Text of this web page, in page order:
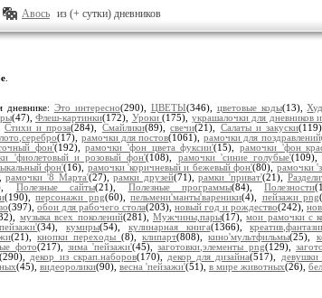
Авось из (+ сутки) дневников
дневнике: Это интересно(290), ЦВЕТЫ(346), цветовые коды(13),
(47), Флеш-картинки(172), Уроки (175), украшалочки для дневников
Стихи и проза(284), Смайлики(89),свечи(21), Салаты и закуски
(17), рамочки для постов(1061), рамочки для поздравлений
фон'(192),рамочки 'фон цвета фуксии'(15), рамочки 'фон
'фиолетовый и розовый фон'(108), рамочки 'синие голубые'
фон'(16), рамочки 'коричневый и бежевый фон'(80), рамочки
рамочки '8 Марта'(27),рамки друзей(71),рамки 'приват'(21),
Полезные сайты(21), Полезные программы(84),Полезности
(190),персонажи png(60),пельмени'манты'вареники(4), пейзажи png
(397), обои для рабочего стола(203), новый год и рождество(242),
музыка всех поколений(281), Мужчины,пары(17),мои рамочки с
(34),кумиры(54), кулинарная книга(1366),
(21),кнопки переходы(8),клипарт(808),кино'мультфильмы(25),
фото(217), зима 'пейзажи'(45),заготовки,элементы png(129),
(290), декор из скрап.наборов(170), декор для дизайна(517), девушки
(45), видеоролики(90), весна 'пейзажи'(51), в мире животных(26),